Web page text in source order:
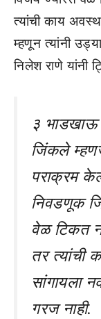
त्यांची काय
म्हणून त्यांनी
निलेश राणे यांनी
३
जिंकले म्हणजे
पराक्रम
निवडणूक
वेळ टिकत
तर त्यांची
सांगायला
गरज नाही.